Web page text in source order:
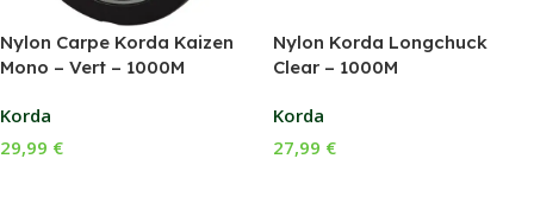
Nylon Carpe Korda Kaizen
Mono – Vert – 1000M
Korda
29,99 €
Nylon Korda Longchuck
Clear – 1000M
Korda
27,99 €